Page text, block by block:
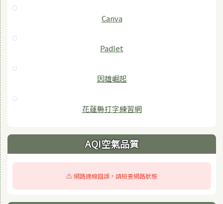
Canva
Padlet
因雄崛起
花蓮縣打字練習網
AQI空氣品質
⚠️ 網路連線錯誤，請檢查網路狀態